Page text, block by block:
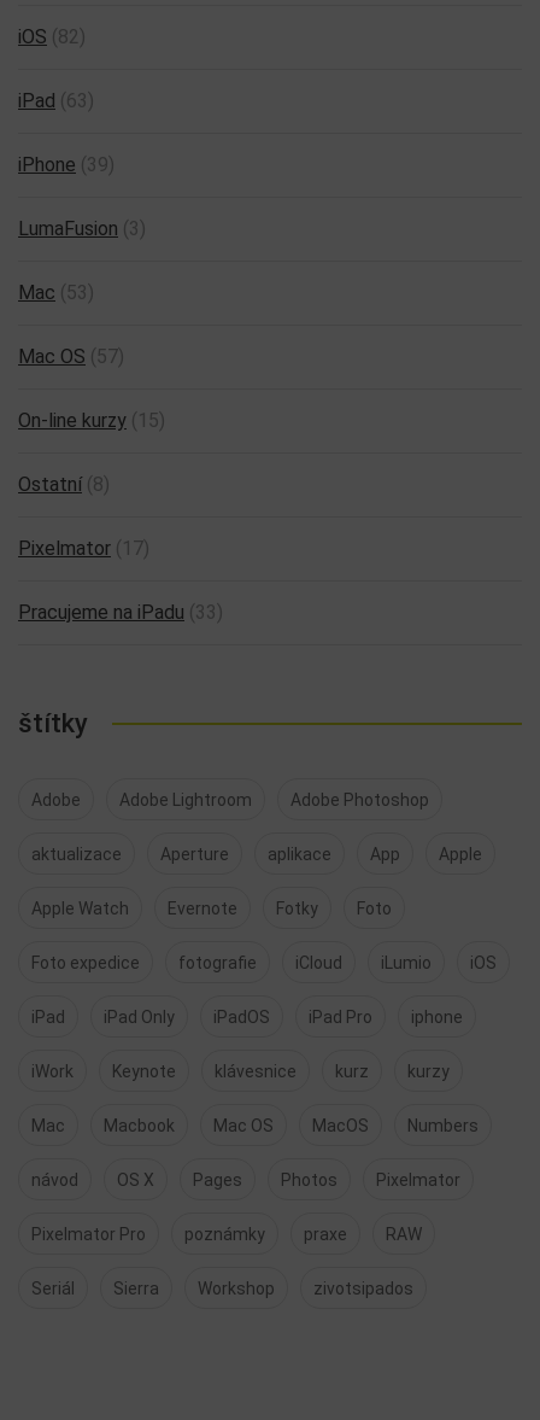
iOS (82)
iPad (63)
iPhone (39)
LumaFusion (3)
Mac (53)
Mac OS (57)
On-line kurzy (15)
Ostatní (8)
Pixelmator (17)
Pracujeme na iPadu (33)
štítky
Adobe Adobe Lightroom Adobe Photoshop
aktualizace Aperture aplikace App Apple
Apple Watch Evernote Fotky Foto
Foto expedice fotografie iCloud iLumio iOS
iPad iPad Only iPadOS iPad Pro iphone
iWork Keynote klávesnice kurz kurzy
Mac Macbook Mac OS MacOS Numbers
návod OS X Pages Photos Pixelmator
Pixelmator Pro poznámky praxe RAW
Seriál Sierra Workshop zivotsipados